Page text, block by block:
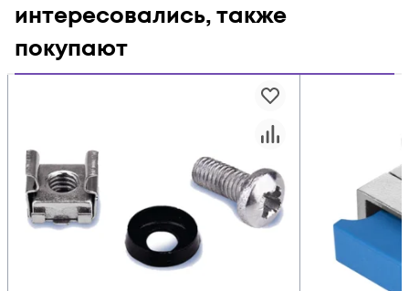
интересовались, также
покупают